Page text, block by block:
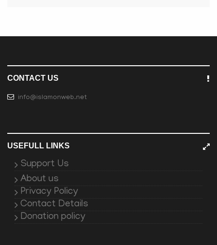
CONTACT US
info@islamonweb.net
USEFULL LINKS
Support Us
About us
Privacy Policy
Contact Details
Donation policy